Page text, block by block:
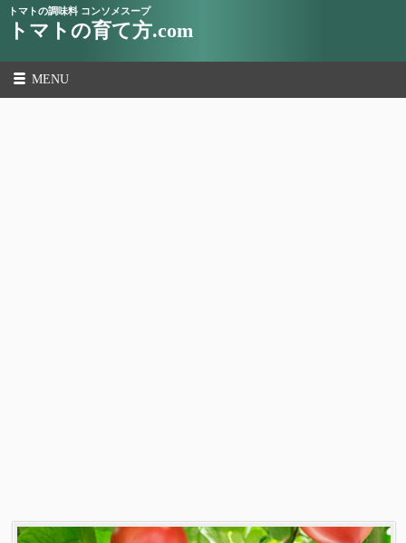
トマトの調味料 コンソメスープ
トマトの育て方.com
MENU